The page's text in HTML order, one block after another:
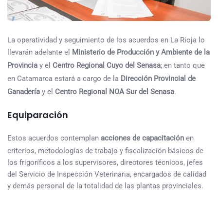
La operatividad y seguimiento de los acuerdos en La Rioja lo
llevarán adelante el
Ministerio de Producción y Ambiente de la
Provincia y el Centro Regional Cuyo del Senasa; en tanto que
en Catamarca estará a cargo de la Dirección Provincial de
Ganadería y el Centro Regional NOA Sur del Senasa.
Equiparación
Estos acuerdos contemplan acciones de capacitación en
criterios, metodologías de trabajo y fiscalización básicos de
los frigoríficos a los supervisores, directores técnicos, jefes
del Servicio de Inspección Veterinaria, encargados de calidad
y demás personal de la totalidad de las plantas provinciales.